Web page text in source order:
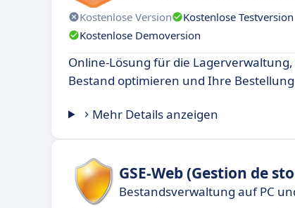
Kostenlose Version
Kostenlose Testversion
Kostenlose Demoversion
Online-Lösung für die
Bestand optimieren und Ihre
Mehr Details anzeigen
GSE-Web (Gestion de
Bestandsverwaltung auf PC